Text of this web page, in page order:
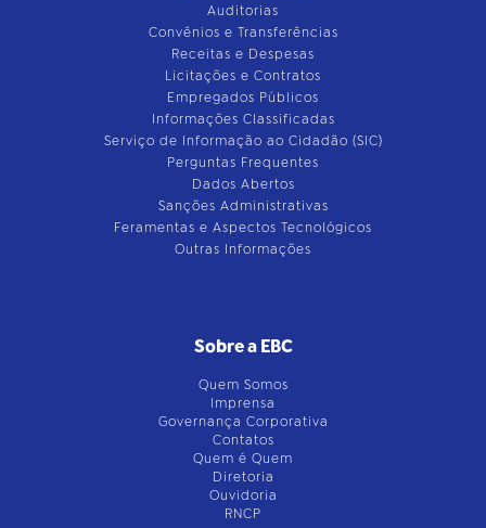
Auditorias
Convênios e Transferências
Receitas e Despesas
Licitações e Contratos
Empregados Públicos
Informações Classificadas
Serviço de Informação ao Cidadão (SIC)
Perguntas Frequentes
Dados Abertos
Sanções Administrativas
Feramentas e Aspectos Tecnológicos
Outras Informações
Sobre a EBC
Quem Somos
Imprensa
Governança Corporativa
Contatos
Quem é Quem
Diretoria
Ouvidoria
RNCP